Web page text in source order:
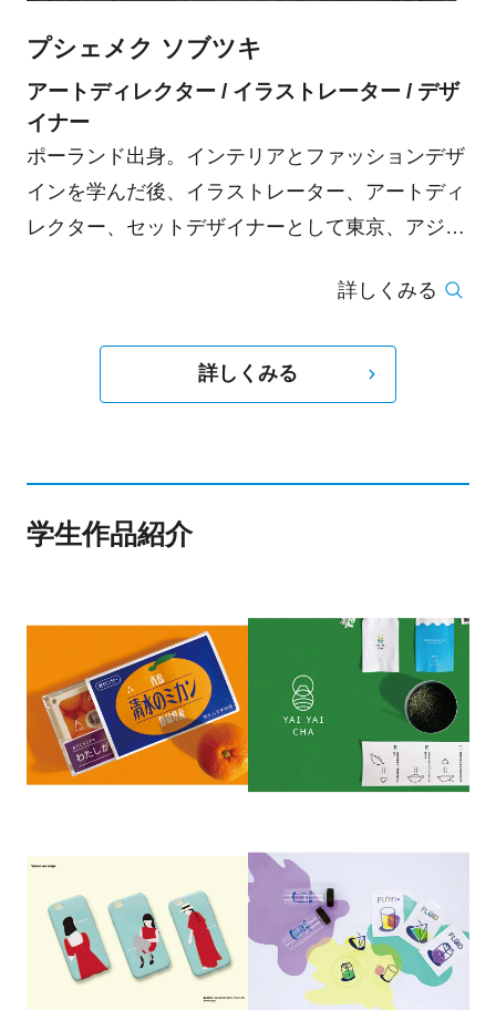
プシェメク ソブツキ
アートディレクター / イラストレーター / デザ
イナー
ポーランド出身。インテリアとファッションデザ
インを学んだ後、イラストレーター、アートディ
レクター、セットデザイナーとして東京、アジア
にてベストエディトリアル賞受賞。その後、主な
Mikli、Canon、BALLY、VOGUE Japan、Numero
Tokyo、Commons&Sense にイラストレーション
展開している。最近では、ウィンドウディスプレ
いる。また、ウィンドウやポップアップショップ
を含め空間のデザインも手掛けている。2015年に
はAlain Mikli Japon とBeams Internationalウィン
ドウと内装デザインはDSA Japanese Space
Design Award を受賞。また手描きで子ども部屋
の壁紙を描いており、クライアントの中には有名
に水族館のイメージを描き、話題となる。
詳しくみる
詳しくみる
学生作品紹介